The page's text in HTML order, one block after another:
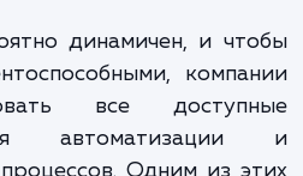
средние значения цены и срока.